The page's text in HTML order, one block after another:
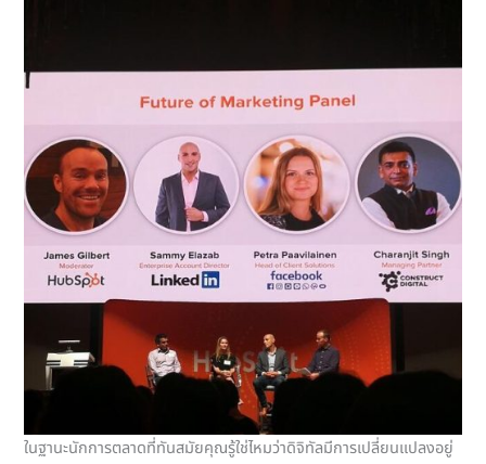
ในฐานะนักการตลาดที่ทันสมัยคุณรู้ใช่ไหมว่าดิจิทัลมีการเปลี่ยนแปลงอยู่